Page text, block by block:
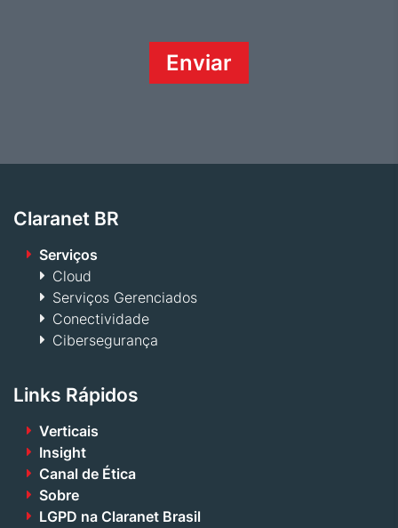
Claranet BR
Serviços
Cloud
Serviços Gerenciados
Conectividade
Cibersegurança
Links Rápidos
Verticais
Insight
Canal de Ética
Sobre
LGPD na Claranet Brasil